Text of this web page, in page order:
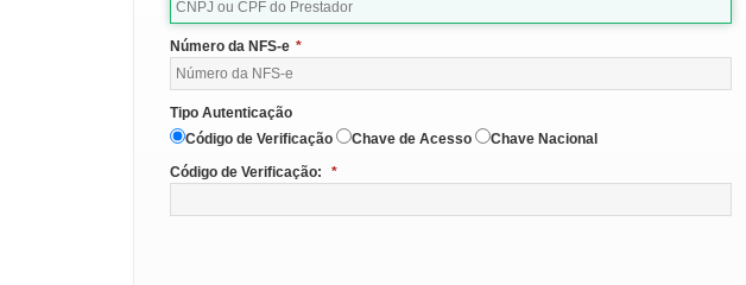
Número da NFS-e *
Tipo Autenticação
Código de Verificação
Chave de Acesso
Chave Nacional
Código de Verificação:
*